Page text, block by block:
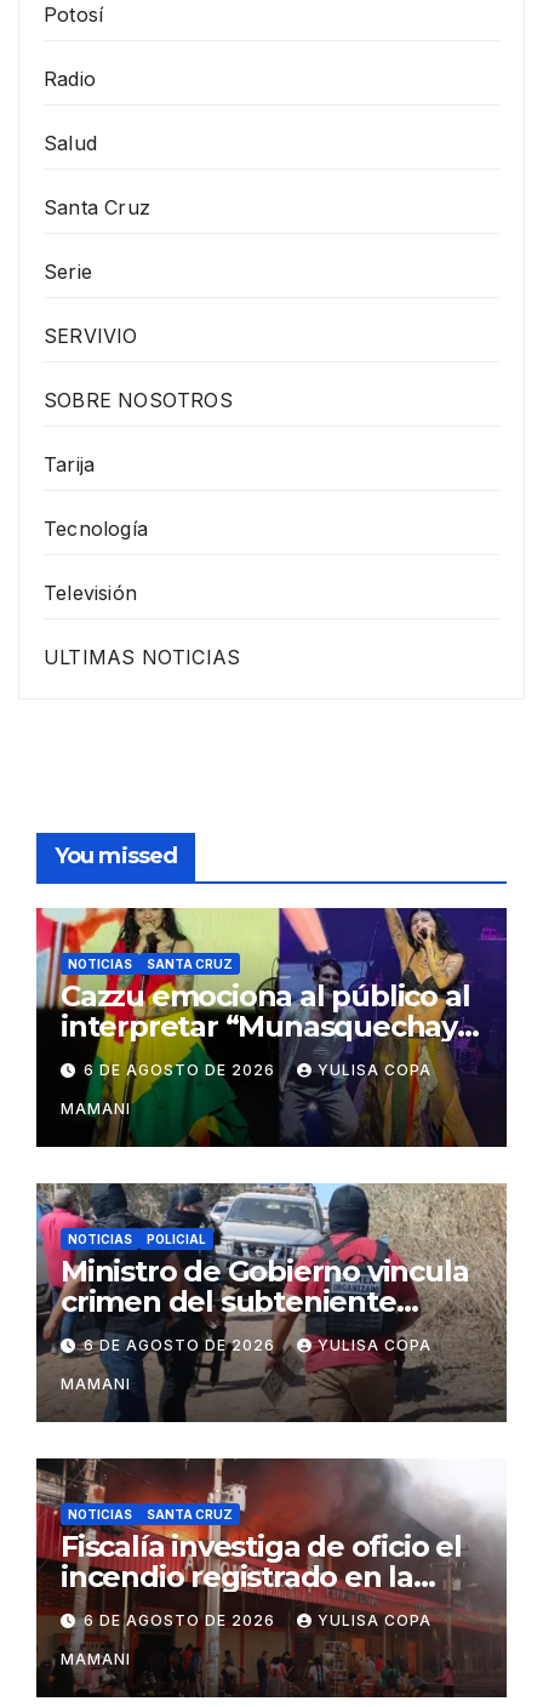
Potosí
Radio
Salud
Santa Cruz
Serie
SERVIVIO
SOBRE NOSOTROS
Tarija
Tecnología
Televisión
ULTIMAS NOTICIAS
You missed
NOTICIAS SANTA CRUZ
Cazzu emociona al público al
interpretar “Munasquechay”
en su concierto en Santa
Cruz
6 DE AGOSTO DE 2026 YULISA COPA
MAMANI
NOTICIAS POLICIAL
Ministro de Gobierno vincula
crimen del subteniente
Salazar con la red de
Sebastián Marset
6 DE AGOSTO DE 2026 YULISA COPA
MAMANI
NOTICIAS SANTA CRUZ
Fiscalía investiga de oficio el
incendio registrado en la
feria Barrio Lindo
6 DE AGOSTO DE 2026 YULISA COPA
MAMANI